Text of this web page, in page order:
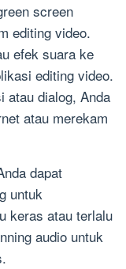
screen
editing video.
efek suara ke
editing video.
atau dialog, Anda
atau merekam
dapat
untuk
keras atau terlalu
audio untuk